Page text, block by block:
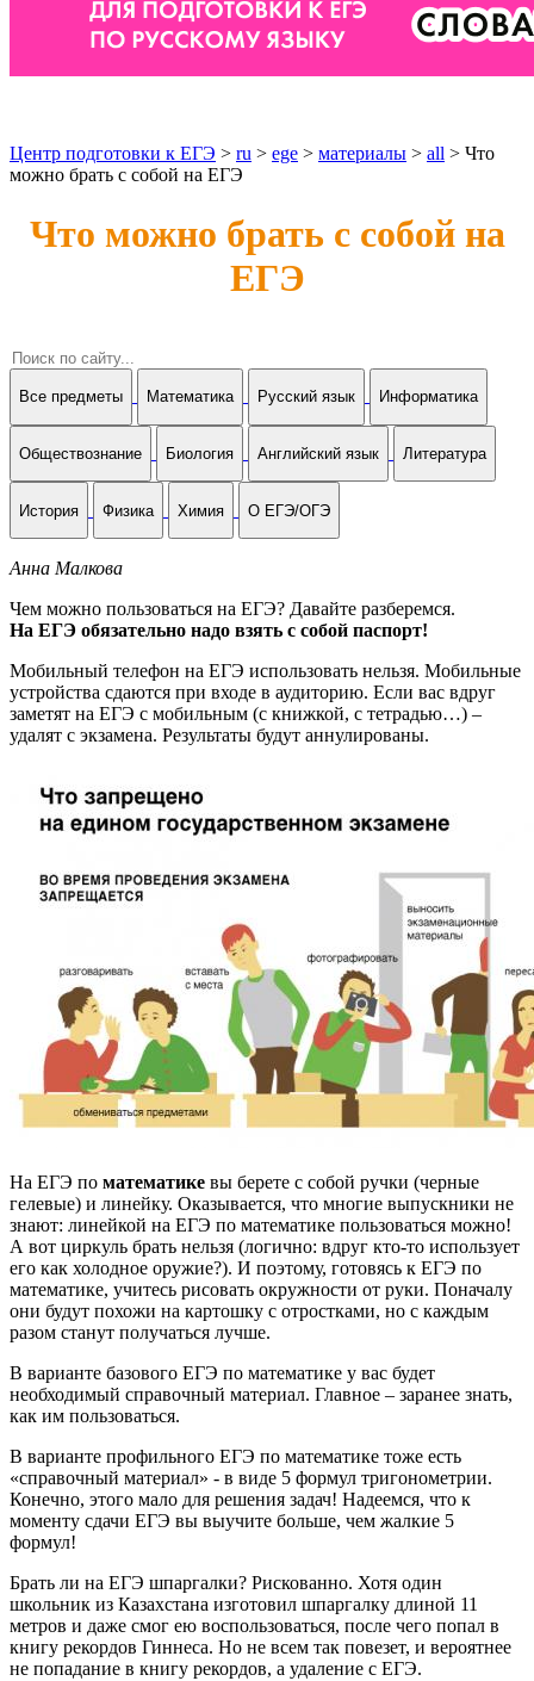
Центр подготовки к ЕГЭ > ru > ege > материалы > all > Что
можно брать с собой на ЕГЭ
Что можно брать с собой на
ЕГЭ
Все предметы Математика Русский язык Информатика
Обществознание Биология Английский язык Литература
История Физика Химия О ЕГЭ/ОГЭ
Анна Малкова
Чем можно пользоваться на ЕГЭ? Давайте разберемся.
На ЕГЭ обязательно надо взять с собой паспорт!
Мобильный телефон на ЕГЭ использовать нельзя. Мобильные
устройства сдаются при входе в аудиторию. Если вас вдруг
заметят на ЕГЭ с мобильным (с книжкой, с тетрадью…) –
удалят с экзамена. Результаты будут аннулированы.
На ЕГЭ по математике вы берете с собой ручки (черные
гелевые) и линейку. Оказывается, что многие выпускники не
знают: линейкой на ЕГЭ по математике пользоваться можно!
А вот циркуль брать нельзя (логично: вдруг кто-то использует
его как холодное оружие?). И поэтому, готовясь к ЕГЭ по
математике, учитесь рисовать окружности от руки. Поначалу
они будут похожи на картошку с отростками, но с каждым
разом станут получаться лучше.
В варианте базового ЕГЭ по математике у вас будет
необходимый справочный материал. Главное – заранее знать,
как им пользоваться.
В варианте профильного ЕГЭ по математике тоже есть
«справочный материал» - в виде 5 формул тригонометрии.
Конечно, этого мало для решения задач! Надеемся, что к
моменту сдачи ЕГЭ вы выучите больше, чем жалкие 5
формул!
Брать ли на ЕГЭ шпаргалки? Рискованно. Хотя один
школьник из Казахстана изготовил шпаргалку длиной 11
метров и даже смог ею воспользоваться, после чего попал в
книгу рекордов Гиннеса. Но не всем так повезет, и вероятнее
не попадание в книгу рекордов, а удаление с ЕГЭ.